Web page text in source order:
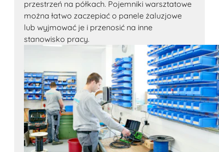
przestrzeń na półkach. Pojemniki warsztatowe
można łatwo zaczepiać o panele żaluzjowe
lub wyjmować je i przenosić na inne
stanowisko pracy.